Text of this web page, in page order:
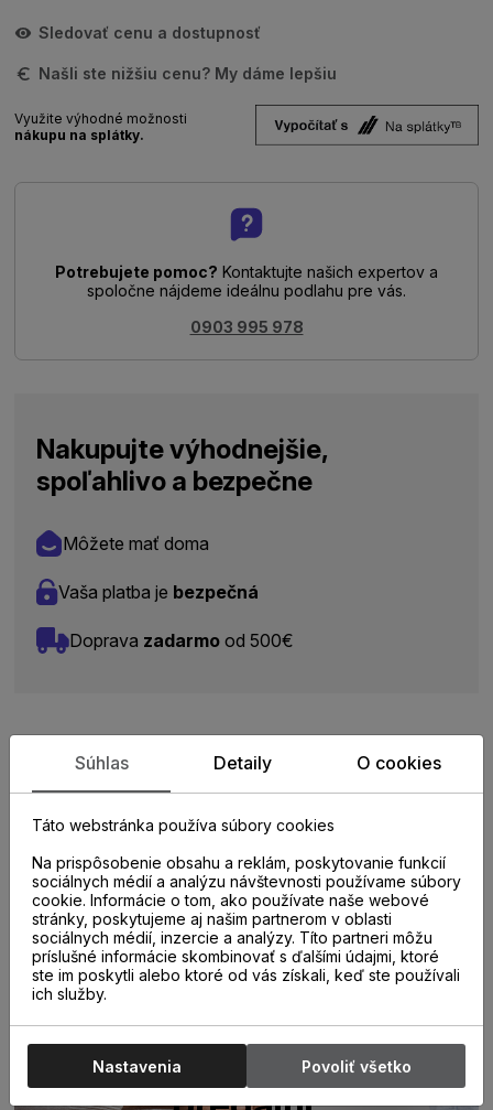
Sledovať cenu a dostupnosť
Našli ste nižšiu cenu? My dáme lepšiu
Využite výhodné možnosti
nákupu na splátky.
Potrebujete pomoc? Kontaktujte našich expertov a
spoločne nájdeme ideálnu podlahu pre vás.
0903 995 978
Nakupujte výhodnejšie,
spoľahlivo a bezpečne
Môžete mať doma
Vaša platba je bezpečná
Doprava zadarmo od 500€
Zistite viac o vlastnostiach
Poraďte sa s
odborníkom u nás na
Súhlas Detaily O cookies
Táto webstránka používa súbory cookies
Na prispôsobenie obsahu a reklám, poskytovanie funkcií
sociálnych médií a analýzu návštevnosti používame súbory
cookie. Informácie o tom, ako používate naše webové
stránky, poskytujeme aj našim partnerom v oblasti
sociálnych médií, inzercie a analýzy. Títo partneri môžu
príslušné informácie skombinovať s ďalšími údajmi, ktoré
ste im poskytli alebo ktoré od vás získali, keď ste používali
ich služby.
Nastavenia Povoliť všetko